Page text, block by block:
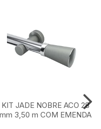
KIT JADE NOBRE ACO 28
mm 3,50 m COM EMENDA